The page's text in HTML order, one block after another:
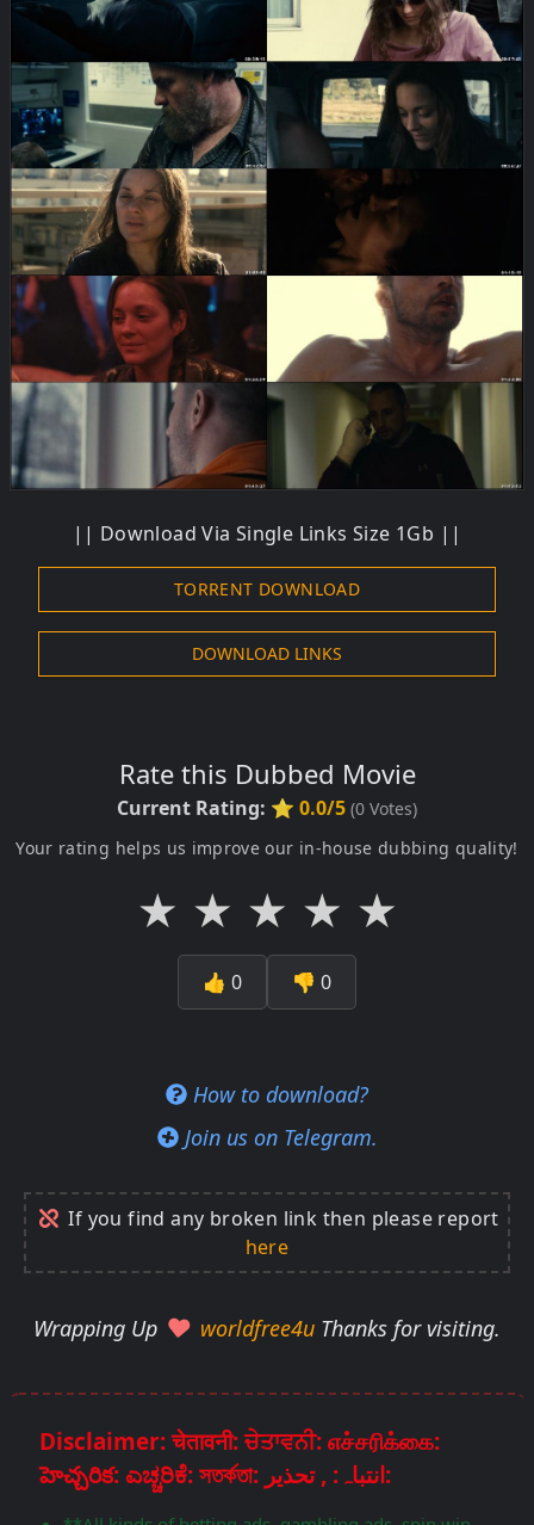
|| Download Via Single Links Size 1Gb ||
TORRENT DOWNLOAD
DOWNLOAD LINKS
Rate this Dubbed Movie
Current Rating: ⭐ 0.0/5 (0 Votes)
Your rating helps us improve our in-house dubbing quality!
★ ★ ★ ★ ★
👍 0 👎 0
How to download?
Join us on Telegram.
If you find any broken link then please report
here
Wrapping Up worldfree4u Thanks for visiting.
Disclaimer: चेतावनी: ਚੇਤਾਵਨੀ: எச்சரிக்கை:
హెచ్చరిక: ಎಚ್ಚರಿಕೆ: সতর্কতা: انتباہ: , تحذير: